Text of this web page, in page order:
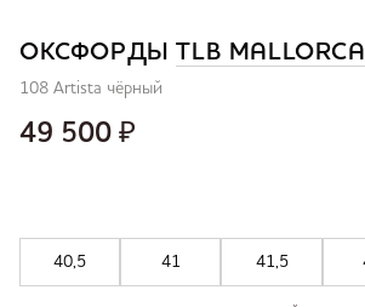
ОКСФОРДЫ TLB MALLORCA
108 Artista чёрный
49 500 ₽
40,5 41 41,5